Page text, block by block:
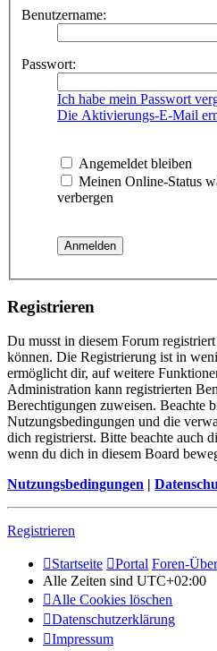
Benutzername:
Passwort:
Ich habe mein Passwort
Die Aktivierungs-E-Mail
Angemeldet bleiben
Meinen Online-Status
verbergen
Registrieren
Du musst in diesem Forum
können. Die Registrierung ist in
ermöglicht dir, auf weitere
Administration kann registrierten
Berechtigungen zuweisen. Beachte
Nutzungsbedingungen und die
dich registrierst. Bitte beachte auch
wenn du dich in diesem Board
Nutzungsbedingungen |
Registrieren
Startseite Portal Foren-
Alle Zeiten sind UTC+02:00
Alle Cookies löschen
Datenschutzerklärung
Impressum